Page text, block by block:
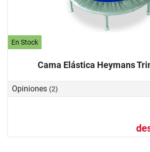
En Stock
Cama Elástica Heymans
Opiniones (2)